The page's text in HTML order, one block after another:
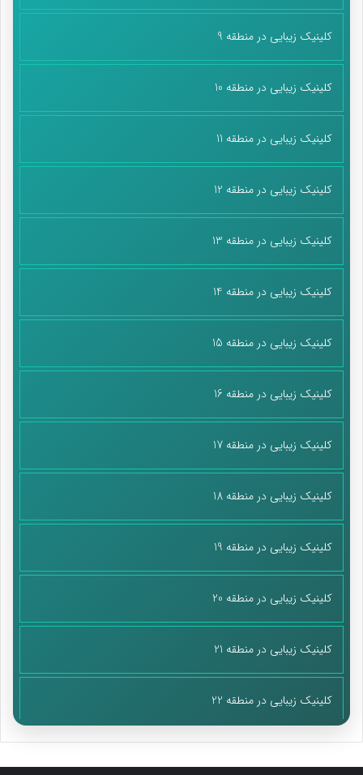
کلینیک زیبایی در منطقه 9
کلینیک زیبایی در منطقه 10
کلینیک زیبایی در منطقه 11
کلینیک زیبایی در منطقه 12
کلینیک زیبایی در منطقه 13
کلینیک زیبایی در منطقه 14
کلینیک زیبایی در منطقه 15
کلینیک زیبایی در منطقه 16
کلینیک زیبایی در منطقه 17
کلینیک زیبایی در منطقه 18
کلینیک زیبایی در منطقه 19
کلینیک زیبایی در منطقه 20
کلینیک زیبایی در منطقه 21
کلینیک زیبایی در منطقه 22